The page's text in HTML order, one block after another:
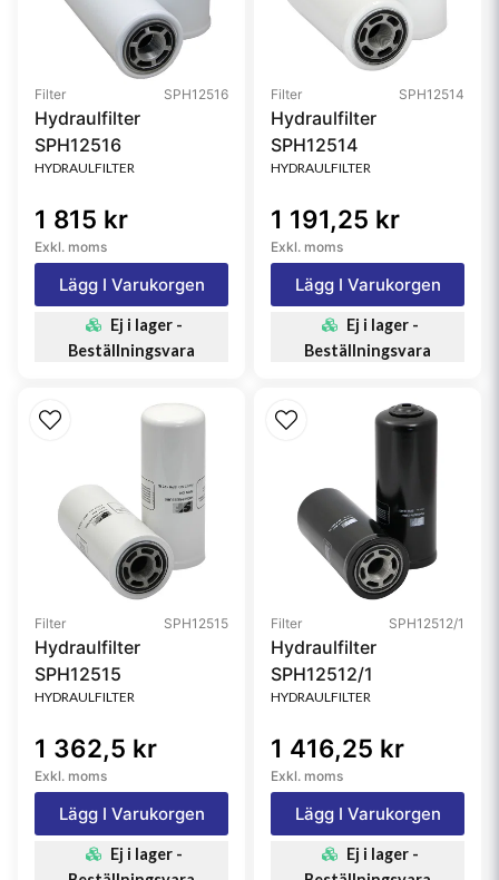
Filter SPH12516
Hydraulfilter
SPH12516
HYDRAULFILTER
1 815 kr
Exkl. moms
Lägg I Varukorgen
Ej i lager -
Beställningsvara
Filter SPH12514
Hydraulfilter
SPH12514
HYDRAULFILTER
1 191,25 kr
Exkl. moms
Lägg I Varukorgen
Ej i lager -
Beställningsvara
Filter SPH12515
Hydraulfilter
SPH12515
HYDRAULFILTER
1 362,5 kr
Exkl. moms
Lägg I Varukorgen
Ej i lager -
Filter SPH12512/1
Hydraulfilter
SPH12512/1
HYDRAULFILTER
1 416,25 kr
Exkl. moms
Lägg I Varukorgen
Ej i lager -